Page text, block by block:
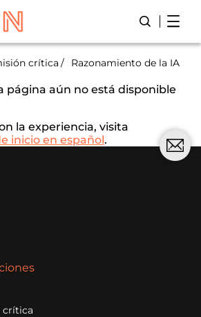
Abre/
crítica Razonamiento de la IA
página aún no está disponible
la experiencia, visita
inicio en español.
crítica